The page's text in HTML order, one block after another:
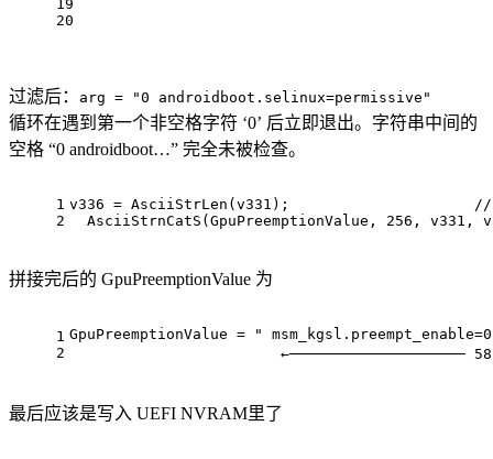
19
20
过滤后： arg = "0 androidboot.selinux=permissive"
循环在遇到第一个非空格字符 ‘0’ 后立即退出。字符串中间的
空格 “0 androidboot…” 完全未被检查。
1
2
v336 = AsciiStrLen(v331); //
  AsciiStrnCatS(GpuPreemptionValue,
256 , v331,
拼接完后的 GpuPreemptionValue 为
1
2
GpuPreemptionValue = "
←────────────────────
最后应该是写入 UEFI NVRAM里了